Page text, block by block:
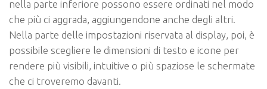
nella parte inferiore possono essere ordinati nel modo
che più ci aggrada, aggiungendone anche degli altri.
Nella parte delle impostazioni riservata al display, poi, è
possibile scegliere le dimensioni di testo e icone per
rendere più visibili, intuitive o più spaziose le schermate
che ci troveremo davanti.